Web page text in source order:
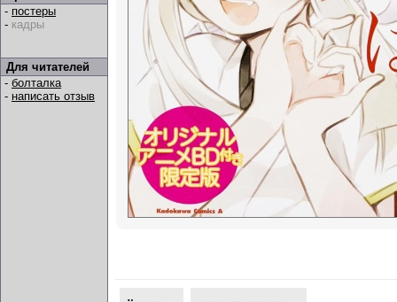
- постеры
- кадры
Для читателей
- болталка
- написать отзыв